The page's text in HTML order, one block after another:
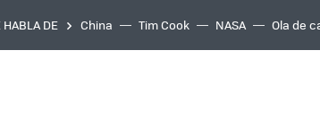
HABLA DE China Tim Cook NASA Ola de